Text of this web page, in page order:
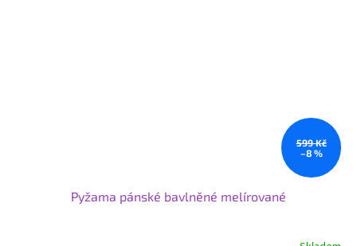
599 Kč
–8 %
Pyžama pánské bavlněné melírované